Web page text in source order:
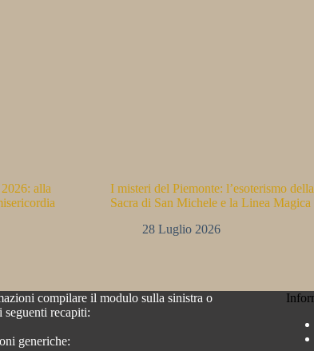
alla
I misteri del Piemonte: l’esoterismo della
Sacra di San Michele e la Linea Magica
28 Luglio 2026
compilare il modulo sulla sinistra o
seguenti recapiti:
generiche: